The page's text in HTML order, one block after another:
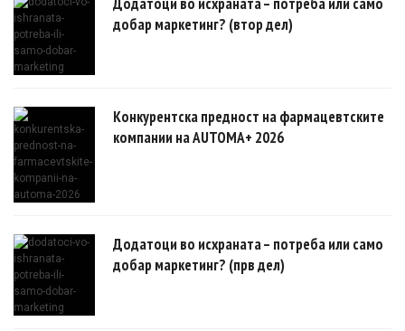
Додатоци во исхраната – потреба или само
добар маркетинг? (втор дел)
Конкурентска предност на фармацевтските
компании на AUTOMA+ 2026
Додатоци во исхраната – потреба или само
добар маркетинг? (прв дел)